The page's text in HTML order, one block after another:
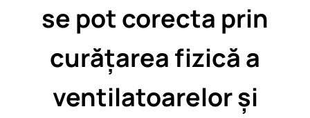
se pot corecta prin
curățarea fizică a
ventilatoarelor și